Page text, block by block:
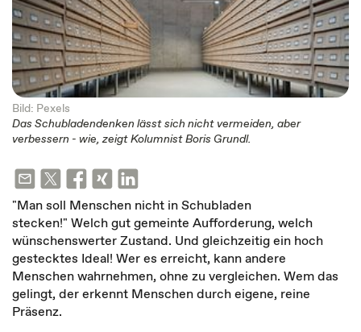
Bild: Pexels
Das Schubladendenken lässt sich nicht vermeiden, aber
verbessern - wie, zeigt Kolumnist Boris Grundl.
"Man soll Menschen nicht in Schubladen
stecken!" Welch gut gemeinte Aufforderung, welch
wünschenswerter Zustand. Und gleichzeitig ein hoch
gestecktes Ideal! Wer es erreicht, kann andere
Menschen wahrnehmen, ohne zu vergleichen. Wem das
gelingt, der erkennt Menschen durch eigene, reine
Präsenz.